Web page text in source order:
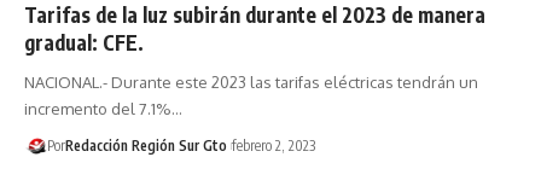
Tarifas de la luz subirán durante el 2023 de manera
gradual: CFE.
NACIONAL.- Durante este 2023 las tarifas eléctricas tendrán un
incremento del 7.1%…
PorRedacción Región Sur Gto febrero 2, 2023